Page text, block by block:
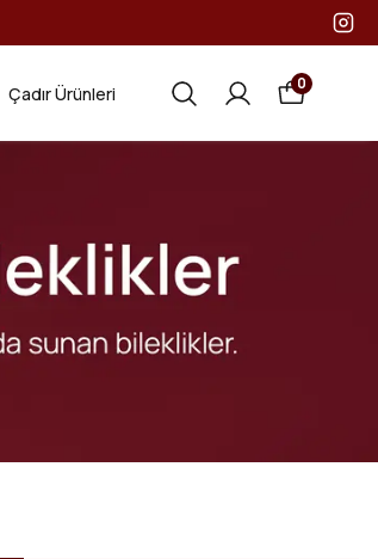
Çadır Ürünleri 0